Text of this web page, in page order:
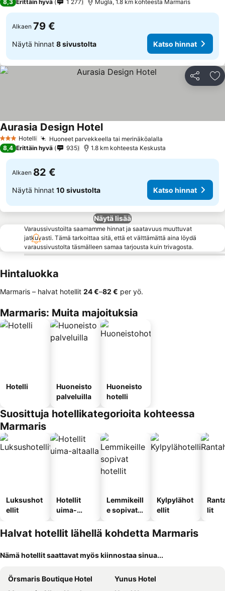
8,3 Erittäin hyvä 1 277 Mugla, 1.8 km kohteesta Marmaris
Alkaen 79 €
Näytä hinnat 8 sivustolta Katso hinnat
Jaa
3 Tähtiluokitus
Hotelli Huoneet parvekkeella tai merinäköalalla
Aurasia Design Hotel
8,4 Erittäin hyvä 935 1.8 km kohteesta Keskusta
Alkaen 82 €
Näytä hinnat 10 sivustolta Katso hinnat
Näytä lisää
Varaussivustoilta saamamme hinnat ja saatavuus muuttuvat
jatkuvasti. Tämä tarkoittaa sitä, että et välttämättä aina löydä
varaussivustolta täsmälleen samaa tarjousta kuin trivagosta.
Hintaluokka
Marmaris – halvat hotellit ‎24 €–‎82 € per yö.
Marmaris: Muita majoituksia
Hotelli
Huoneisto
palveluilla
Huoneisto
hotelli
Suosittuja hotellikategorioita kohteessa
Marmaris
Luksushot
ellit
Hotellit
uima-
Lemmikeill
e sopivat
Kylpylähot
ellit
lit
Halvat hotellit lähellä kohdetta Marmaris
Nämä hotellit saattavat myös kiinnostaa sinua...
Örsmaris Boutique Hotel
Yunus Hotel